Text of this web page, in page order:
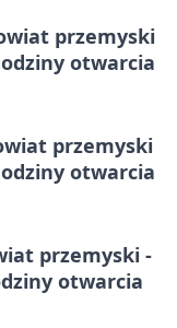
przemyski
otwarcia
przemyski
otwarcia
przemyski -
otwarcia